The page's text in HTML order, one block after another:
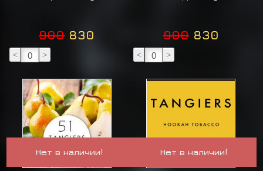
900 830
< >
900 830
< >
Нет в наличии! Нет в наличии!